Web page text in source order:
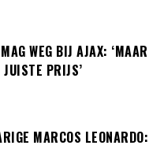
WEG BIJ AJAX: ‘MAAR
PRIJS’
MARCOS LEONARDO: